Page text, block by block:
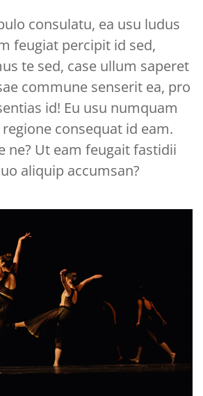
consulatu, ea usu ludus
feugiat percipit id sed,
te sed, case ullum saperet
commune senserit ea, pro
id! Eu usu numquam
consequat id eam.
ne? Ut eam feugait fastidii
aliquip accumsan?